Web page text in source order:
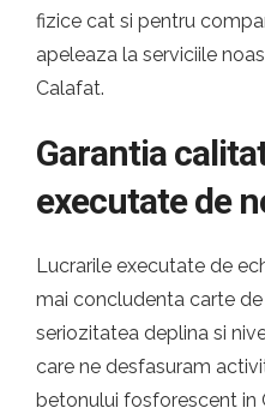
fizice cat si pentru
apeleaza la serviciile
Calafat.
Garantia
executate de
Lucrarile executate de
mai concludenta carte
seriozitatea deplina si
care ne desfasuram
betonului fosforescent in